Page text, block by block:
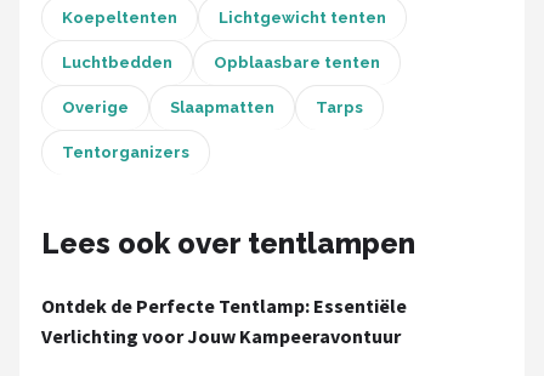
Koepeltenten Lichtgewicht tenten
Luchtbedden Opblaasbare tenten
Overige Slaapmatten Tarps
Tentorganizers
Lees ook over tentlampen
Ontdek de Perfecte Tentlamp: Essentiële
Verlichting voor Jouw Kampeeravontuur